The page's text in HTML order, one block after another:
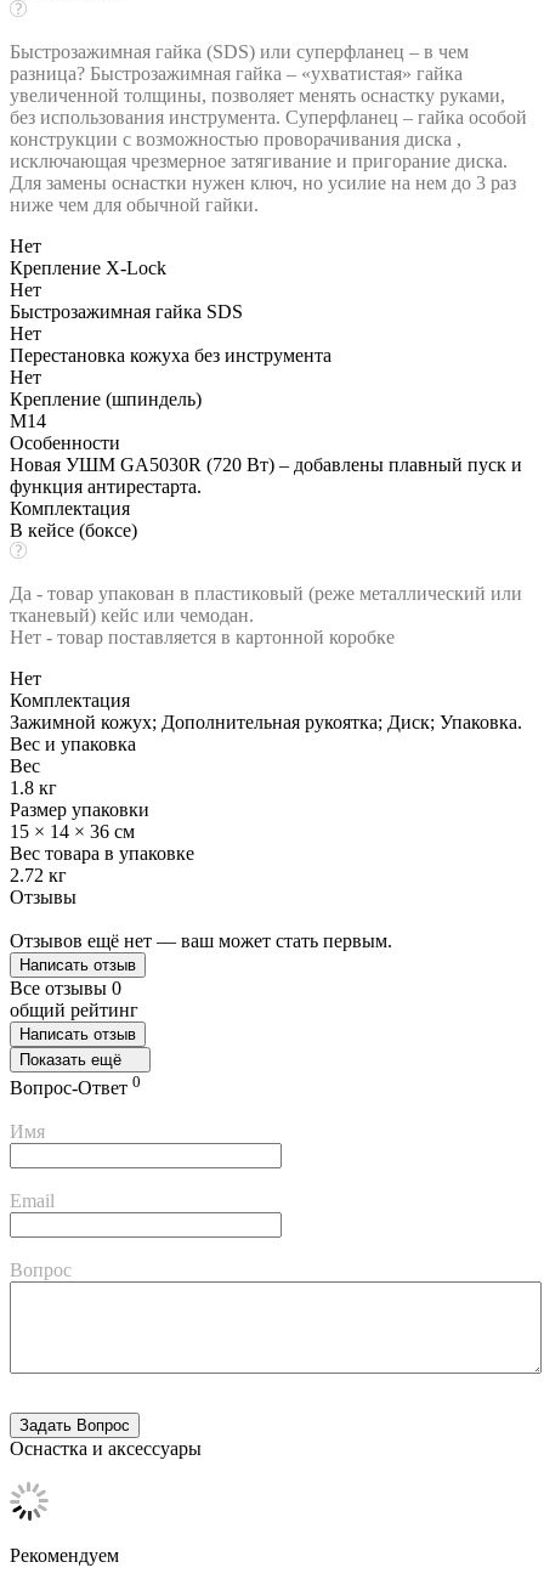
Быстрозажимная гайка (SDS) или суперфланец – в чем
разница? Быстрозажимная гайка – «ухватистая» гайка
увеличенной толщины, позволяет менять оснастку руками,
без использования инструмента. Суперфланец – гайка особой
конструкции с возможностью проворачивания диска ,
исключающая чрезмерное затягивание и пригорание диска.
Для замены оснастки нужен ключ, но усилие на нем до 3 раз
ниже чем для обычной гайки.
Нет
Крепление X-Lock
Нет
Быстрозажимная гайка SDS
Нет
Перестановка кожуха без инструмента
Нет
Крепление (шпиндель)
М14
Особенности
Новая УШМ GA5030R (720 Вт) – добавлены плавный пуск и
функция антирестарта.
Комплектация
В кейсе (боксе)
Да - товар упакован в пластиковый (реже металлический или
тканевый) кейс или чемодан.
Нет - товар поставляется в картонной коробке
Нет
Комплектация
Зажимной кожух; Дополнительная рукоятка; Диск; Упаковка.
Вес и упаковка
Вес
1.8 кг
Размер упаковки
15 × 14 × 36 см
Вес товара в упаковке
2.72 кг
Отзывы
Отзывов ещё нет — ваш может стать первым.
Написать отзыв
Все отзывы 0
общий рейтинг
Написать отзыв
Показать ещё
Вопрос-Ответ 0
Имя
Email
Вопрос
Оснастка и аксессуары
Рекомендуем